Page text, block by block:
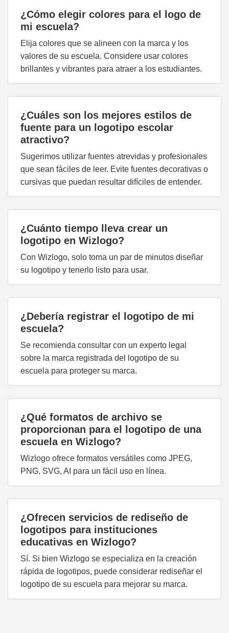
¿Cómo elegir colores para el logo de
mi escuela?
Elija colores que se alineen con la marca y los
valores de su escuela. Considere usar colores
brillantes y vibrantes para atraer a los estudiantes.
¿Cuáles son los mejores estilos de
fuente para un logotipo escolar
atractivo?
Sugerimos utilizar fuentes atrevidas y profesionales
que sean fáciles de leer. Evite fuentes decorativas o
cursivas que puedan resultar difíciles de entender.
¿Cuánto tiempo lleva crear un
logotipo en Wizlogo?
Con Wizlogo, solo toma un par de minutos diseñar
su logotipo y tenerlo listo para usar.
¿Debería registrar el logotipo de mi
escuela?
Se recomienda consultar con un experto legal
sobre la marca registrada del logotipo de su
escuela para proteger su marca.
¿Qué formatos de archivo se
proporcionan para el logotipo de una
escuela en Wizlogo?
Wizlogo ofrece formatos versátiles como JPEG,
PNG, SVG, AI para un fácil uso en línea.
¿Ofrecen servicios de rediseño de
logotipos para instituciones
educativas en Wizlogo?
Sí. Si bien Wizlogo se especializa en la creación
rápida de logotipos, puede considerar rediseñar el
logotipo de su escuela para mejorar su marca.